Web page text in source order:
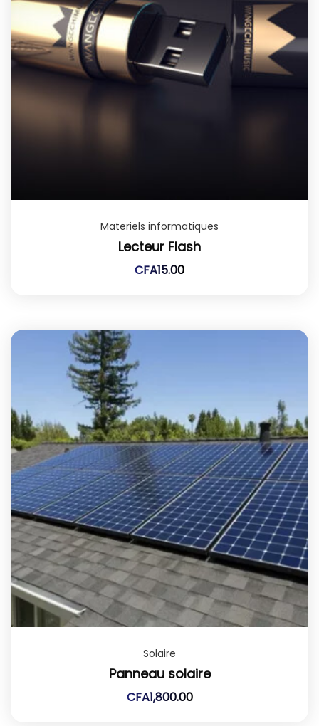
Materiels informatiques
Lecteur Flash
CFA15.00
Solaire
Panneau solaire
CFA1,800.00